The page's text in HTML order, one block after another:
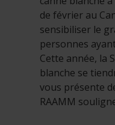
de février au
sensibiliser le
personnes
Cette année, la
blanche se
vous présente
RAAMM